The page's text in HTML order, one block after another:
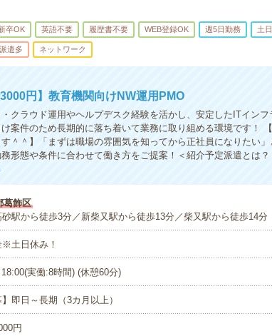
卒OK 英語不要 履歴書不要 WEB登録OK 週5日勤務 土
派遣多 ネットワーク
円】教育機関向けNW運用PMO
クラウド運用やヘルプデスク経験を活かし、安定したITイン
案件のため長期的に落ち着いて業務に取り組める環境です！
＾＾】「まずは職場の雰囲気を知ってから正社員になりたい
形態や条件に合わせて働き方をご提案！＜紹介予定派遣とは
葛飾区
駅から徒歩3分／新柴又駅から徒歩13分／柴又駅から徒歩14分
※土日休み！
実働:8時間) (休憩60分)
】即日～長期（3カ月以上）
円